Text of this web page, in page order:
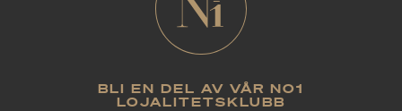
BLI EN DEL AV VÅR NO1
LOJALITETSKLUBB